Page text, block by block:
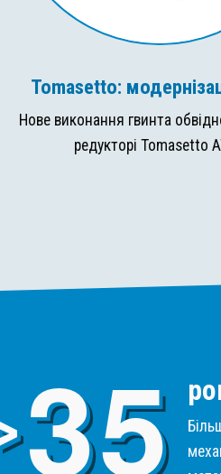
Tomasetto:
Нове виконання гвинта
редукторі Tomasetto